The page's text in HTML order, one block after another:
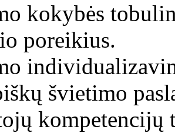
kokybės
poreikius.
švietimo
kompetencijų